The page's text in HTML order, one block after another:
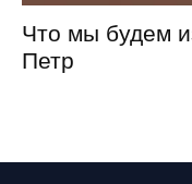
Что мы будем
Петр